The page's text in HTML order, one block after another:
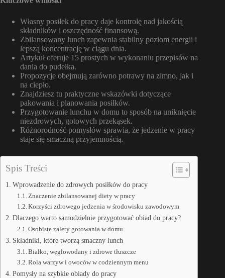
Własny posiłek do pracy daje kontrolę nad jakością
składników i oszczędność finansową.
Zbilansowany lunch zapewnia stabilny poziom energii i
lepszą koncentrację w ciągu dnia.
Artykuł oferuje 15 prostych w wykonaniu przepisów na
dania do pudełka.
Propozycje obejmują zarówno potrawy na zimno, jak i
na ciepło.
Znajdziesz tu praktyczne wskazówki dotyczące
pakowania i planowania posiłków.
Przygotowanie lunchu w domu to sposób na uniknięcie
niezdrowych, gotowych przekąsek.
Różnorodność pomysłów sprawia, że jedzenie w pracy
staje się smaczną przyjemnością.
Spis Treści
Wprowadzenie do zdrowych posiłków do pracy
Znaczenie zbilansowanej diety w pracy
Korzyści zdrowego jedzenia w środowisku zawodowym
Dlaczego warto samodzielnie przygotować obiad do pracy?
Osobiste zalety gotowania w domu
Składniki, które tworzą smaczny lunch
Białko, węglowodany i zdrowe tłuszcze
Rola warzyw i owoców w codziennym menu
Pomysły na szybkie obiady do pracy